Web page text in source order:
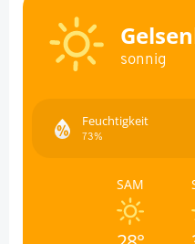
sonnig
Feuchtigkeit
73%
SAM